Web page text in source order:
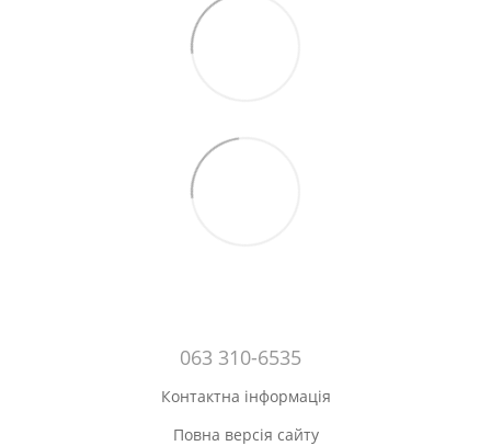
063 310-6535
Контактна інформація
Повна версія сайту